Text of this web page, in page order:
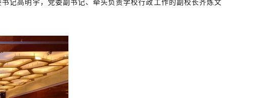
记高明宇，党委副书记、牵头负责学校行政工作的副校长齐炼文